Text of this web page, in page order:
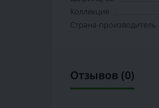
Коллекция
Страна-производитель
Отзывов (0)